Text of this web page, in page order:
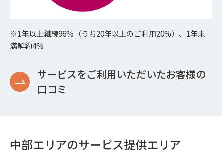
※1年以上継続96%（うち20年以上のご利用20%）、1年未
満解約4%
サービスをご利用いただいたお客様の
口コミ
中部エリアのサービス提供エリア